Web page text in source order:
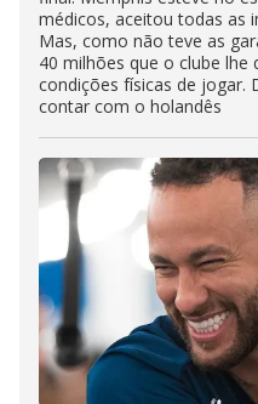
médicos, aceitou todas as
Mas, como não teve as
40 milhões que o clube lhe
condições físicas de jogar.
contar com o holandês